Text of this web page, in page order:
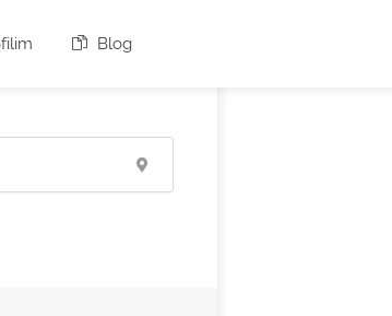
Blog